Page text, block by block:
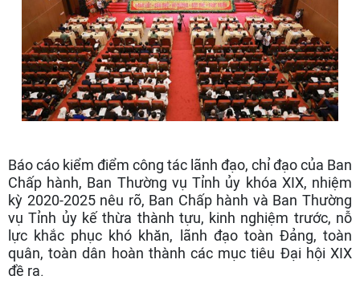
Báo cáo kiểm điểm công tác lãnh đạo, chỉ đạo của Ban
Chấp hành, Ban Thường vụ Tỉnh ủy khóa XIX, nhiệm
kỳ 2020-2025 nêu rõ, Ban Chấp hành và Ban Thường
vụ Tỉnh ủy kế thừa thành tựu, kinh nghiệm trước, nỗ
lực khắc phục khó khăn, lãnh đạo toàn Đảng, toàn
quân, toàn dân hoàn thành các mục tiêu Đại hội XIX
đề ra.